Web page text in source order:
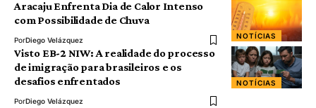
NOTÍCIAS
Aracaju Enfrenta Dia de Calor Intenso
com Possibilidade de Chuva
PorDiego Velázquez
NOTÍCIAS
Visto EB-2 NIW: A realidade do processo
de imigração para brasileiros e os
desafios enfrentados
PorDiego Velázquez